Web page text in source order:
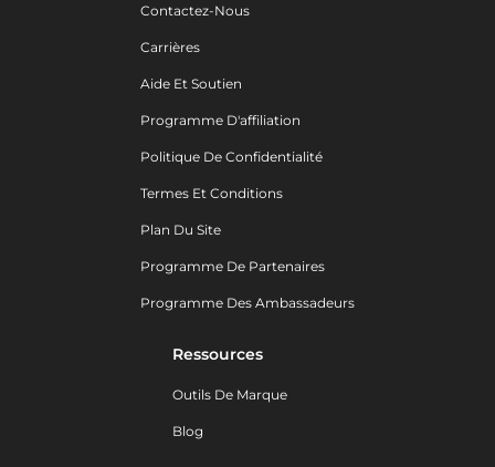
Contactez-Nous
Carrières
Aide Et Soutien
Programme D'affiliation
Politique De Confidentialité
Termes Et Conditions
Plan Du Site
Programme De Partenaires
Programme Des Ambassadeurs
Ressources
Outils De Marque
Blog